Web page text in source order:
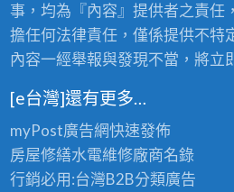
事，均為『內容』提供者之責任
擔任何法律責任，僅係提供不特
內容一經舉報與發現不當，將立
[e台灣]還有更多…
myPost廣告網快速發佈
房屋修繕水電維修廠商名錄
行銷必用:台灣B2B分類廣告